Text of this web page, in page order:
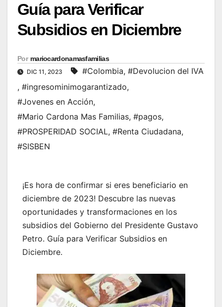
Guía para Verificar
Subsidios en Diciembre
Por mariocardonamasfamilias
DIC 11, 2023 #Colombia, #Devolucion del IVA
, #ingresominimogarantizado,
#Jovenes en Acción,
#Mario Cardona Mas Familias, #pagos,
#PROSPERIDAD SOCIAL, #Renta Ciudadana,
#SISBEN
¡Es hora de confirmar si eres beneficiario en
diciembre de 2023! Descubre las nuevas
oportunidades y transformaciones en los
subsidios del Gobierno del Presidente Gustavo
Petro. Guía para Verificar Subsidios en
Diciembre.